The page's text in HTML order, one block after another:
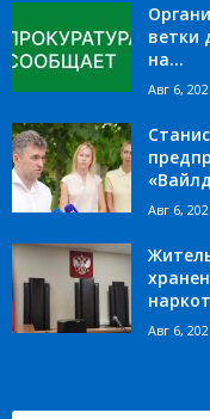
ветки
на...
Авг 6,
Авг 6,
Авг 6,